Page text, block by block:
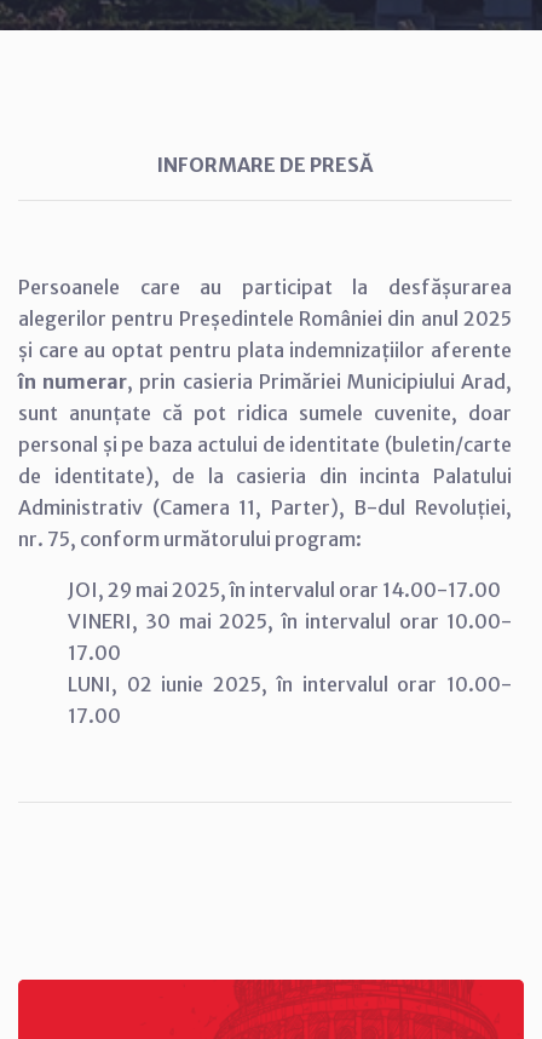
INFORMARE DE PRESĂ
Persoanele care au participat la desfășurarea
alegerilor pentru Președintele României din anul 2025
și care au optat pentru plata indemnizațiilor aferente
în numerar, prin casieria Primăriei Municipiului Arad,
sunt anunțate că pot ridica sumele cuvenite, doar
personal și pe baza actului de identitate (buletin/carte
de identitate), de la casieria din incinta Palatului
Administrativ (Camera 11, Parter), B-dul Revoluției,
nr. 75, conform următorului program:
JOI, 29 mai 2025, în intervalul orar 14.00-17.00
VINERI, 30 mai 2025, în intervalul orar 10.00-
17.00
LUNI, 02 iunie 2025, în intervalul orar 10.00-
17.00